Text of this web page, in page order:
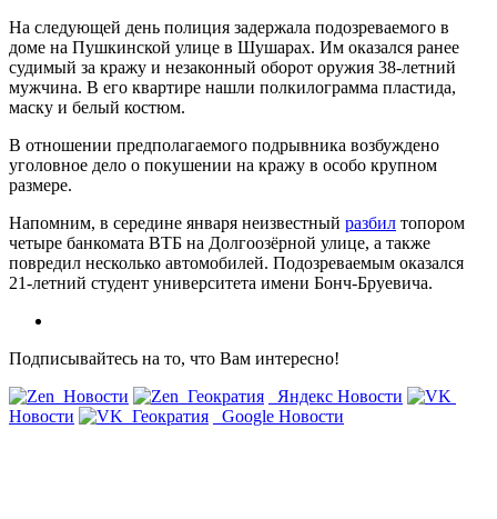
На следующей день полиция задержала подозреваемого в
доме на Пушкинской улице в Шушарах. Им оказался ранее
судимый за кражу и незаконный оборот оружия 38-летний
мужчина. В его квартире нашли полкилограмма пластида,
маску и белый костюм.
В отношении предполагаемого подрывника возбуждено
уголовное дело о покушении на кражу в особо крупном
размере.
Напомним, в середине января неизвестный разбил топором
четыре банкомата ВТБ на Долгоозёрной улице, а также
повредил несколько автомобилей. Подозреваемым оказался
21-летний студент университета имени Бонч-Бруевича.
Подписывайтесь на то, что Вам интересно!
Новости
Геократия
Яндекс Новости
Новости
Геократия Google Новости